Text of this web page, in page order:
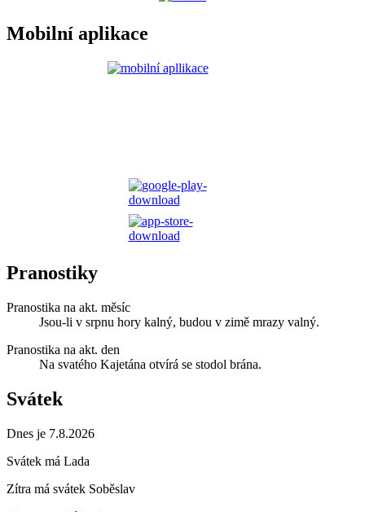
Mobilní aplikace
Pranostiky
Pranostika na akt. měsíc
Jsou-li v srpnu hory kalný, budou v zimě mrazy valný.
Pranostika na akt. den
Na svatého Kajetána otvírá se stodol brána.
Svátek
Dnes je 7.8.2026
Svátek má Lada
Zítra má svátek Soběslav